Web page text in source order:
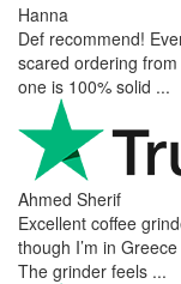
Hanna
Def recommend!
scared ordering
one is 100% solid ...
Ahmed Sherif
Excellent coffee
though I’m in
The grinder feels ...